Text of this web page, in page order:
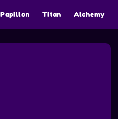
Papillon Titan Alchemy